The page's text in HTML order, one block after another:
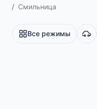
Смильница
Все режимы